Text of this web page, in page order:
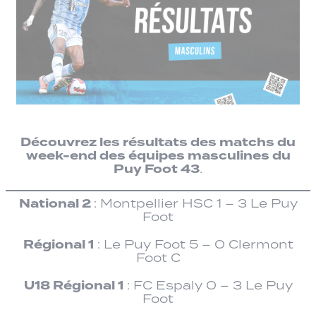
Découvrez les résultats des matchs du
week-end des équipes masculines du
Puy Foot 43.
National 2 : Montpellier HSC 1 – 3 Le Puy
Foot
Régional 1 : Le Puy Foot 5 – 0 Clermont
Foot C
U18 Régional 1 : FC Espaly 0 – 3 Le Puy
Foot